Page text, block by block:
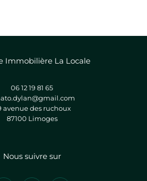
Immobilière La Locale
06 12 19 81 65
avenue des ruchoux
87100
limoges
Nous suivre sur